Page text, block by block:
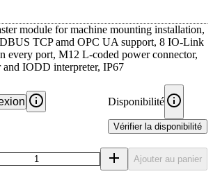
module for machine mounting installation,
TCP amd OPC UA support, 8 IO-Link
every port, M12 L-coded power connector,
and IODD interpreter, IP67
Disponibilité
Vérifier la disponibilité
Ajouter au panier